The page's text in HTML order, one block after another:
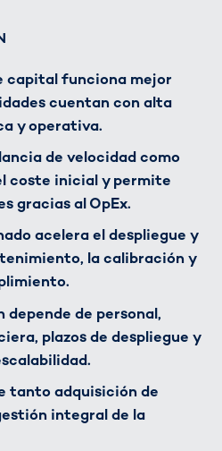
capital funciona mejor
cuentan con alta
y operativa.
de velocidad como
coste inicial y permite
gracias al OpEx.
acelera el despliegue y
la calibración y
depende de personal,
plazos de despliegue y
tanto adquisición de
integral de la